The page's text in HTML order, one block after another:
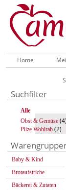
Home
Suchfilter
Alle
Obst & Gemüse (4)
Pilze Wohlrab (2)
Baby & Kind
Brotaufstriche
Bäckerei & Zutaten